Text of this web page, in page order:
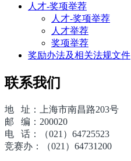
人才-奖项举荐
人才-奖项举荐
人才举荐
奖项举荐
奖励办法及相关法规文件
联系我们
地 址：上海市南昌路203号
邮 编：200020
电 话：（021）64725523
竞赛办：（021）64731200